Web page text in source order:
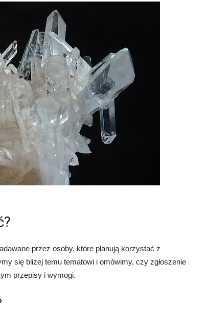
przez osoby, które planują korzystać z
się bliżej temu tematowi i omówimy, czy zgłoszenie
przepisy i wymogi.